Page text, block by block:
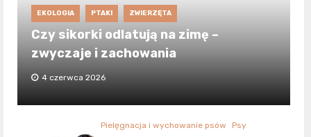
EKOLOGIA PTAKI ZWIERZĘTA
Czy sikorki odlatują na zimę –
zwyczaje i zachowania
4 czerwca 2026
Pielęgnacja i wychowanie psów
Psy